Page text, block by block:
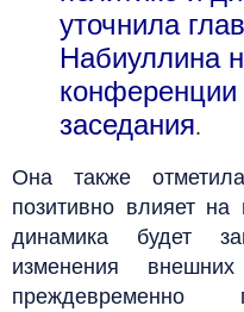
уточнила
Набиуллина
заседания.
Она также
позитивно влияет
динамика будет
изменения